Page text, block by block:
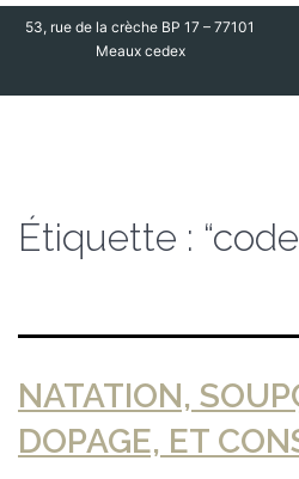
53, rue de la crèche BP 17 – 77101
Meaux cedex
Étiquette :
NATATION,
DOPAGE, ET